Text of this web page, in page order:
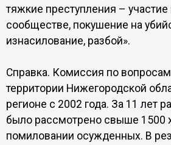
тяжкие преступления –
сообществе, покушение на
изнасилование, разбой».
Справка. Комиссия по
территории Нижегородской
регионе с 2002 года. За 11 лет
было рассмотрено свыше 1500
помиловании осужденных. В